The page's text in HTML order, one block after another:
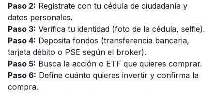
Paso 2: Regístrate con tu cédula de ciudadanía y
datos personales.
Paso 3: Verifica tu identidad (foto de la cédula, selfie).
Paso 4: Deposita fondos (transferencia bancaria,
tarjeta débito o PSE según el broker).
Paso 5: Busca la acción o ETF que quieres comprar.
Paso 6: Define cuánto quieres invertir y confirma la
compra.